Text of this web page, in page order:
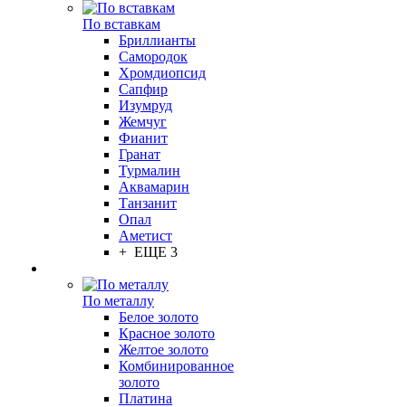
По вставкам
Бриллианты
Самородок
Хромдиопсид
Сапфир
Изумруд
Жемчуг
Фианит
Гранат
Турмалин
Аквамарин
Танзанит
Опал
Аметист
+ ЕЩЕ 3
По металлу
Белое золото
Красное золото
Желтое золото
Комбинированное
золото
Платина